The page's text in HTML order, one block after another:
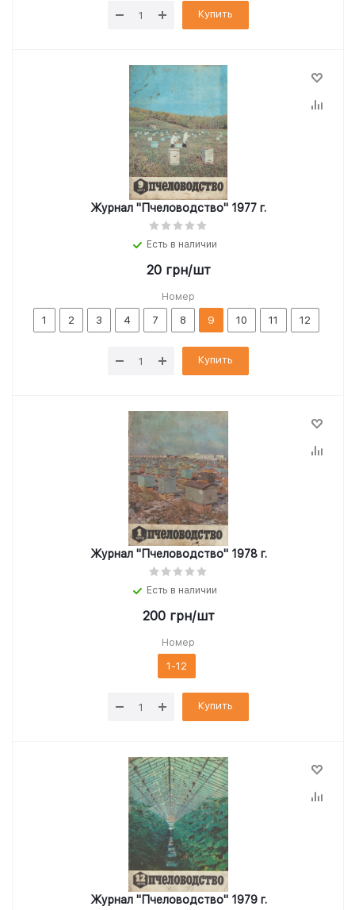
Купить
Журнал "Пчеловодство" 1977 г.
Есть в наличии
20грн/шт
Номер
1 2 3 4 7 8 9 10 11 12
Купить
Журнал "Пчеловодство" 1978 г.
Есть в наличии
200грн/шт
Номер
1-12
Купить
Журнал "Пчеловодство" 1979 г.